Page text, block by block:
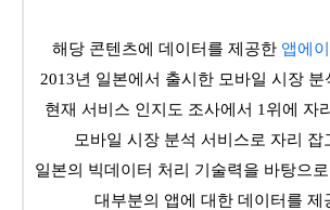
해당 콘텐츠에 데이터를 제공한 앱에
2013년 일본에서 출시한 모바일 시장
현재 서비스 인지도 조사에서 1위에 자
모바일 시장 분석 서비스로 자리 잡
일본의 빅데이터 처리 기술력을 바탕으
대부분의 앱에 대한 데이터를 제